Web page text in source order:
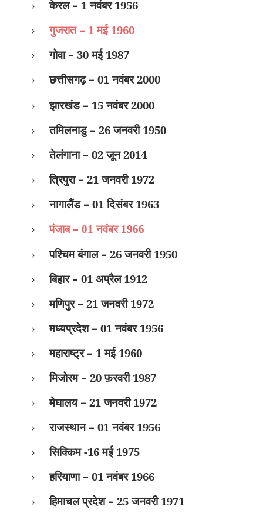
केरल– 1 नवंबर 1956
गुजरात – 1 मई 1960
गोवा– 30 मई 1987
छत्तीसगढ़– 01 नवंबर 2000
झारखंड – 15 नवंबर 2000
तमिलनाडु – 26 जनवरी 1950
तेलंगाना– 02 जून 2014
त्रिपुरा– 21 जनवरी 1972
नागालैंड – 01 दिसंबर 1963
पंजाब– 01 नवंबर 1966
पश्चिम बंगाल– 26 जनवरी 1950
बिहार– 01 अप्रैल 1912
मणिपुर– 21 जनवरी 1972
मध्यप्रदेश– 01 नवंबर 1956
महाराष्ट्र– 1 मई 1960
मिजोरम – 20 फ़रवरी 1987
मेघालय – 21 जनवरी 1972
राजस्थान – 01 नवंबर 1956
सिक्किम -16 मई 1975
हरियाणा– 01 नवंबर 1966
हिमाचल प्रदेश– 25 जनवरी 1971